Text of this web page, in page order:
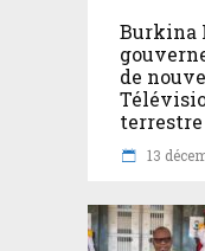
Burkina
de
terrestre
13